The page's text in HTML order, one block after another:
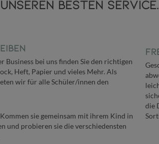
BESTEN SERVICE.
Business bei uns finden Sie den richtigen
Heft, Papier und vieles Mehr. Als
wir für alle Schüler/innen den
sie gemeinsam mit ihrem Kind in
und probieren sie die verschiedensten
die